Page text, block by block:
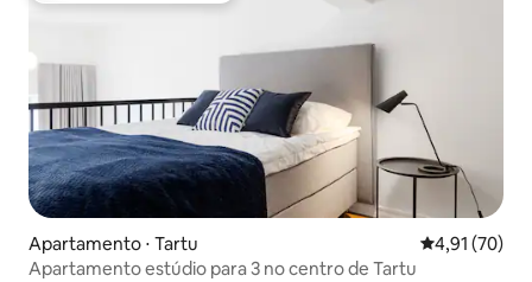
Apartamento ⋅ Tartu 4,91 de uma
4,91 (70)
Apartamento estúdio para 3 no centro de Tartu